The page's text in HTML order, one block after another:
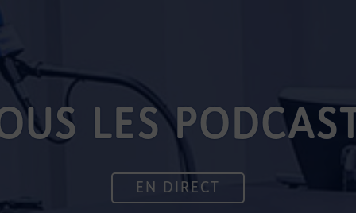
LES
EN DIRECT